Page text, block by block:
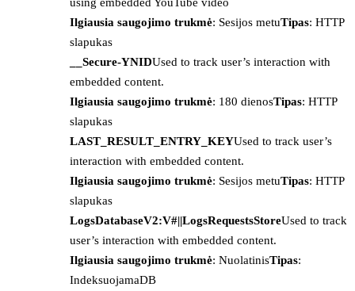
Ilgiausia saugojimo trukmė: Sesijos metuTipas: HTTP
slapukas
__Secure-YNIDUsed to track user’s interaction with
embedded content.
Ilgiausia saugojimo trukmė: 180 dienosTipas: HTTP
slapukas
LAST_RESULT_ENTRY_KEYUsed to track user’s
interaction with embedded content.
Ilgiausia saugojimo trukmė: Sesijos metuTipas: HTTP
slapukas
LogsDatabaseV2:V#||LogsRequestsStoreUsed to track
user’s interaction with embedded content.
Ilgiausia saugojimo trukmė: NuolatinisTipas:
IndeksuojamaDB